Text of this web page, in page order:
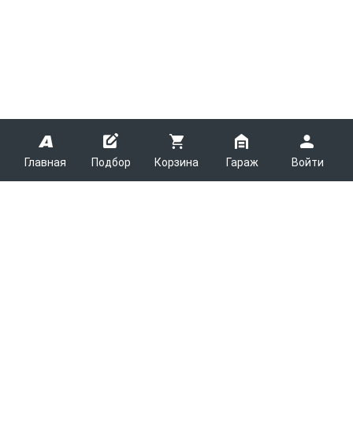
Главная Подбор Корзина Гараж Войти